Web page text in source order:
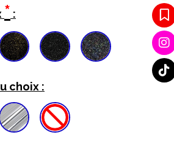
* :
choix :